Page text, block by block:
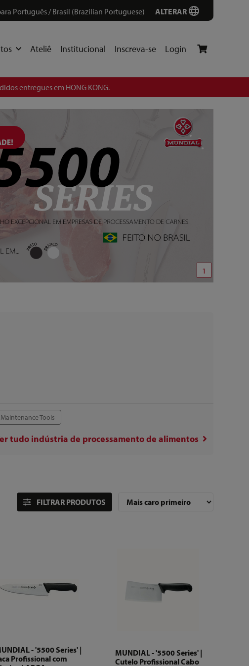
Português / Brasil (Brazilian Portuguese) ALTERAR
Ateliê Institucional Inscreva-se Login
entregues em HONG KONG.
1
Tools
tudo indústria de processamento de alimentos
FILTRAR PRODUTOS
- '5500 Series' |
Profissional com
MUNDIAL - '5500 Series' |
Cutelo Profissional Cabo